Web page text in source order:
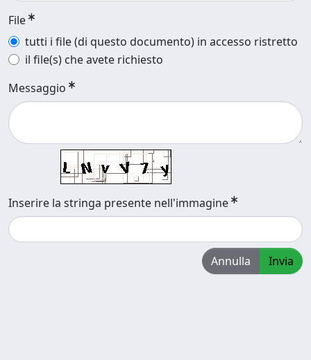
File
tutti i file (di questo documento) in accesso ristretto
il file(s) che avete richiesto
Messaggio
Inserire la stringa presente nell'immagine
Annulla Invia